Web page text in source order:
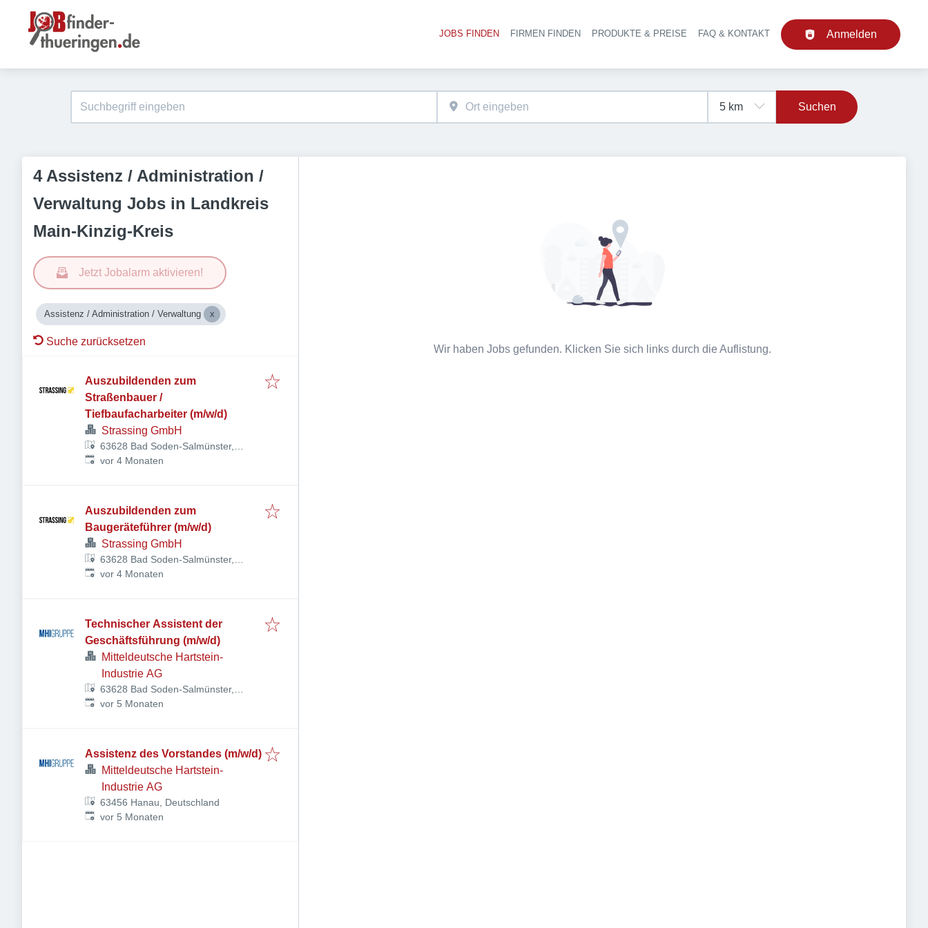
Haupt-Navigation
JOBS FINDEN FIRMEN FINDEN PRODUKTE & PREISE FAQ & KONTAKT Anmelden
Suchen
4 Assistenz / Administration /
Verwaltung Jobs in Landkreis
Main-Kinzig-Kreis
Jetzt Jobalarm aktivieren!
Assistenz / Administration / Verwaltung
Suche zurücksetzen
Auszubildenden zum
Straßenbauer /
Tiefbaufacharbeiter (m/w/d)
Strassing GmbH
63628 Bad Soden-Salmünster,
Deutschland
Veröffentlicht:
vor 4 Monaten
Auszubildenden zum
Baugeräteführer (m/w/d)
Strassing GmbH
63628 Bad Soden-Salmünster,
Deutschland
Veröffentlicht:
vor 4 Monaten
Technischer Assistent der
Geschäftsführung (m/w/d)
Mitteldeutsche Hartstein-
Industrie AG
63628 Bad Soden-Salmünster,
Deutschland
Veröffentlicht:
vor 5 Monaten
Assistenz des Vorstandes (m/w/d)
Mitteldeutsche Hartstein-
Industrie AG
63456 Hanau, Deutschland
Veröffentlicht:
vor 5 Monaten
Wir haben Jobs gefunden. Klicken Sie sich links durch die Auflistung.